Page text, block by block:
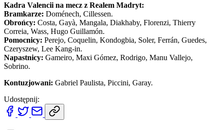
Kadra Valencii na mecz z Realem Madryt:
Bramkarze: Doménech, Cillessen.
Obrońcy: Costa, Gayà, Mangala, Diakhaby, Florenzi, Thierry
Correia, Wass, Hugo Guillamón.
Pomocnicy: Perejo, Coquelin, Kondogbia, Soler, Ferrán, Guedes,
Czeryszew, Lee Kang-in.
Napastnicy: Gameiro, Maxi Gómez, Rodrigo, Manu Vallejo,
Sobrino.
Kontuzjowani: Gabriel Paulista, Piccini, Garay.
Udostępnij: